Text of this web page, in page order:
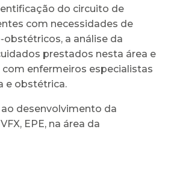
do circuito de
com necessidades de
a análise da
prestados nesta área e
enfermeiros especialistas
e obstétrica.
desenvolvimento da
EPE, na área da